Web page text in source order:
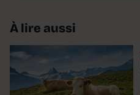
À lire aussi